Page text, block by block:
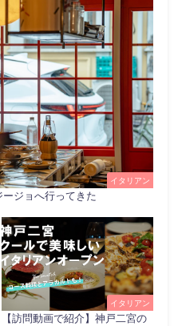
イタリアン
ジョへ行ってきた
イタリアン
【訪問動画で紹介】神戸二宮の